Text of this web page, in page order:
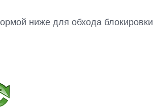
ниже для обхода блокировки